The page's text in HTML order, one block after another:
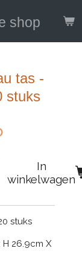
shop
tas -
stuks
In
winkelwagen
stuks
H 26.9cm X